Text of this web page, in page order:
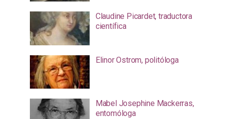
Claudine Picardet, traductora
científica
Elinor Ostrom, politóloga
Mabel Josephine Mackerras,
entomóloga